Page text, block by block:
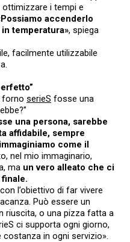
i tempi e
accenderlo
temperatura», spiega
facilmente utilizzabile
forno serieS fosse una
una persona, sarebbe
affidabile, sempre
come il
nel mio immaginario,
ma un vero alleato che ci
l’obiettivo di far vivere
Può essere un
riuscita, o una pizza fatta a
ci supporta ogni giorno,
in ogni servizio».